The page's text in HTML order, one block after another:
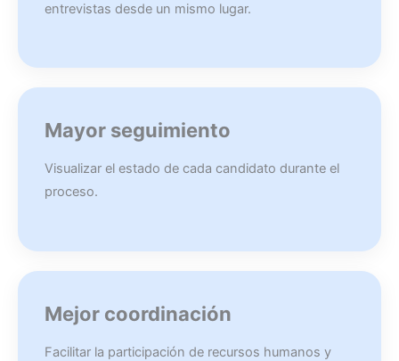
entrevistas desde un mismo lugar.
Mayor seguimiento
Visualizar el estado de cada candidato durante el
proceso.
Mejor coordinación
Facilitar la participación de recursos humanos y